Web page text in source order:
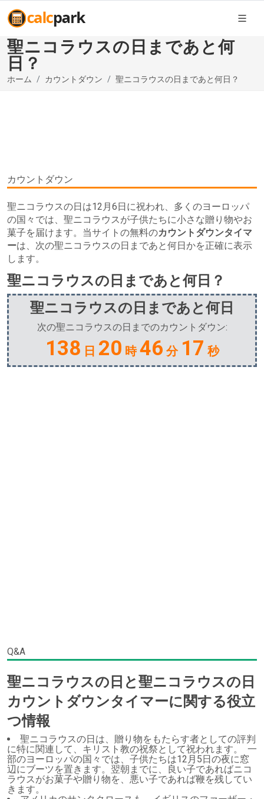
聖ニコラウスの日まであと何
日？
ホーム カウントダウン 聖ニコラウスの日まであと何日？
カウントダウン
聖ニコラウスの日は12月6日に祝われ、多くのヨーロッパ
の国々では、聖ニコラウスが子供たちに小さな贈り物やお
菓子を届けます。当サイトの無料のカウントダウンタイマ
ーは、次の聖ニコラウスの日まであと何日かを正確に表示
します。
聖ニコラウスの日まであと何日？
聖ニコラウスの日まであと何日
次の聖ニコラウスの日までのカウントダウン:
138 日 20 時 46 分 17 秒
Q&A
聖ニコラウスの日と聖ニコラウスの日
カウントダウンタイマーに関する役立
つ情報
聖ニコラウスの日は、贈り物をもたらす者としての評判
に特に関連して、キリスト教の祝祭として祝われます。 一
部のヨーロッパの国々では、子供たちは12月5日の夜に窓
辺にブーツを置きます。翌朝までに、良い子であればニコ
ラウスがお菓子や贈り物を、悪い子であれば鞭を残してい
きます。